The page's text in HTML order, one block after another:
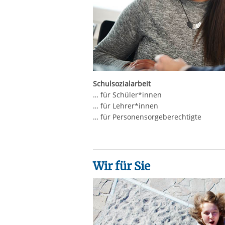
Schulsozialarbeit
… für Schüler*innen
… für Lehrer*innen
… für Personensorgeberechtigte
Wir für Sie